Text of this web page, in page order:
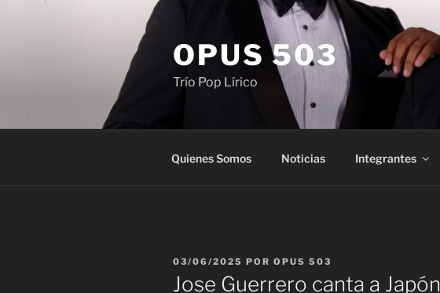
OPUS 503
Trío Pop Lírico
Quienes Somos Noticias Integrantes
PUBLICADO
EL
03/06/2025 POR OPUS 503
Jose Guerrero canta a Japón